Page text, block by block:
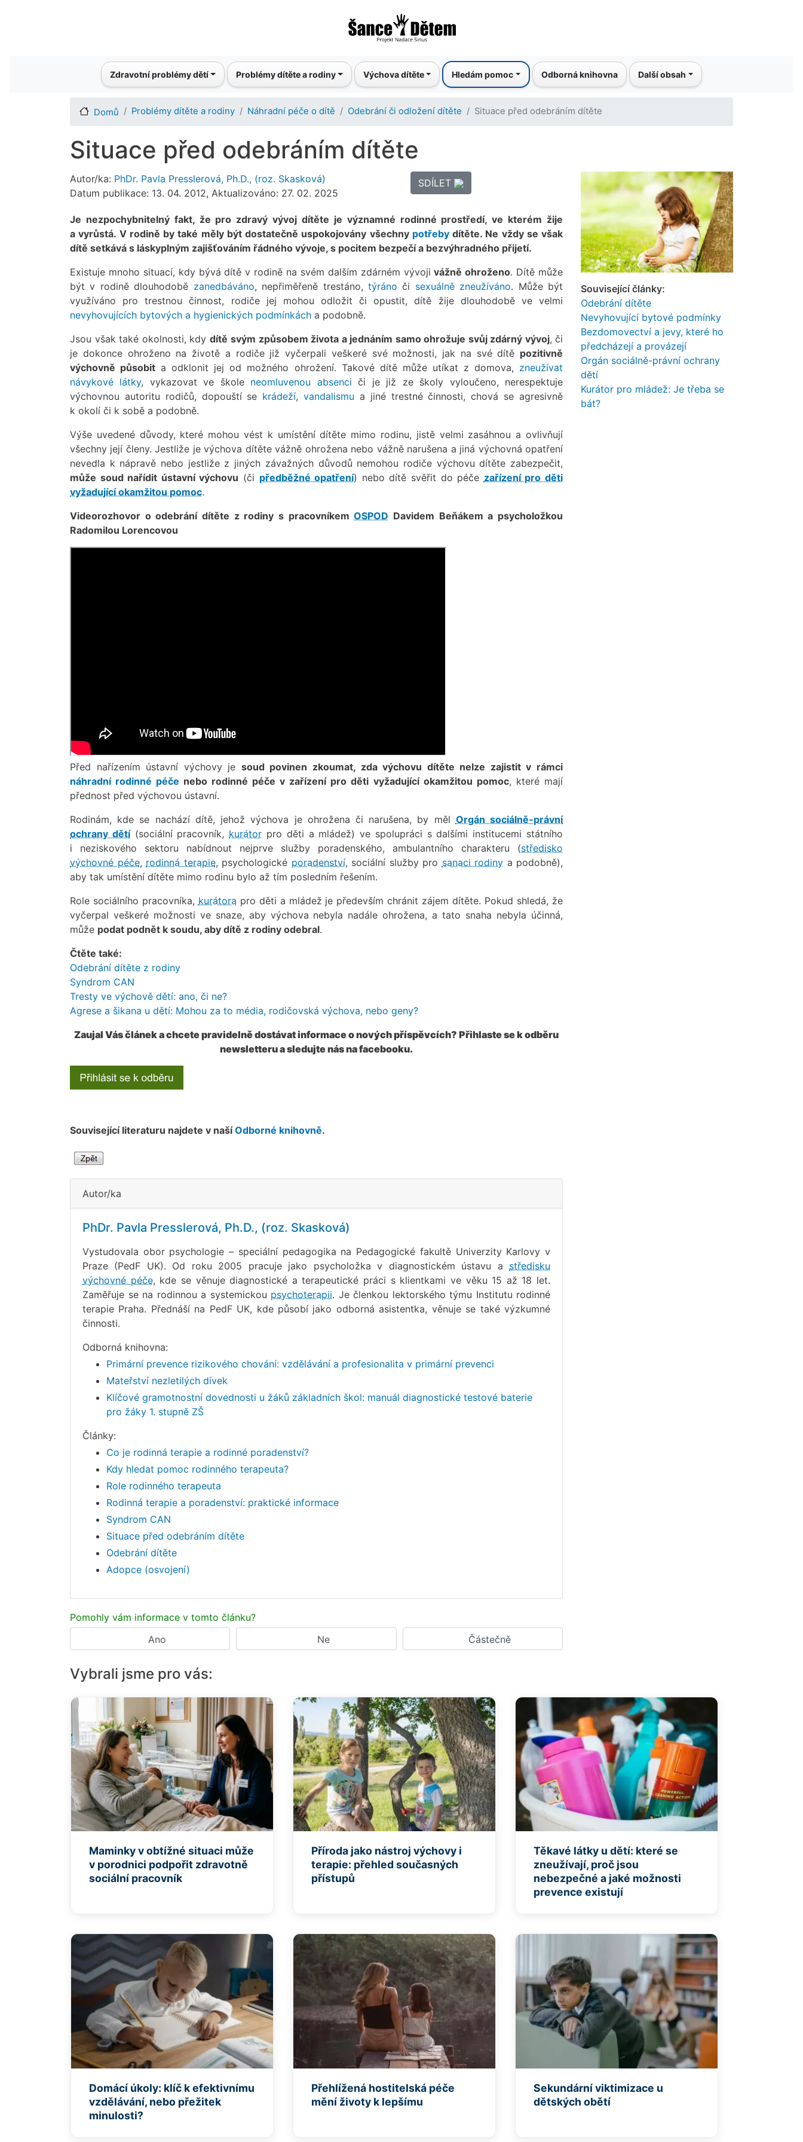
k
hlavnímu
Main navigationZdravotní problémy dětí Problémy dítěte a rodiny Výchova dítěte Hledám pomoc Odborná knihovna Další obsah
Domů Problémy dítěte a rodiny Náhradní péče o dítě Odebrání či odložení dítěte Situace před odebráním dítěte
Situace před odebráním dítěte
Autor/ka: PhDr. Pavla Presslerová, Ph.D., (roz. Skasková)
Datum publikace: 13. 04. 2012, Aktualizováno: 27. 02. 2025
SDÍLET
Je nezpochybnitelný fakt, že pro zdravý vývoj dítěte je významné rodinné prostředí, ve kterém žije
a vyrůstá. V rodině by také měly být dostatečně uspokojovány všechny potřebydítěte. Ne vždy se však
dítě setkává s láskyplným zajišťováním řádného vývoje, s pocitem bezpečí a bezvýhradného přijetí.
Existuje mnoho situací, kdy bývá dítě v rodině na svém dalším zdárném vývojivážně ohroženo. Dítě může
být v rodině dlouhodobě zanedbáváno, nepřiměřeně trestáno, týráno či sexuálně zneužíváno. Může být
využíváno pro trestnou činnost, rodiče jej mohou odložit či opustit, dítě žije dlouhodobě ve velmi
nevyhovujících bytových a hygienických podmínkách a podobně.
Jsou však také okolnosti, kdy dítě svým způsobem života a jednáním samo ohrožuje svůj zdárný vývoj, či
je dokonce ohroženo na životě a rodiče již vyčerpali veškeré své možnosti, jak na své dítě pozitivně
výchovně působit a odklonit jej od možného ohrožení. Takové dítě může utíkat z domova, zneužívat
návykové látky, vykazovat ve škole neomluvenou absenci či je již ze školy vyloučeno, nerespektuje
výchovnou autoritu rodičů, dopouští se krádeží,vandalismu a jiné trestné činnosti, chová se agresivně
k okolí či k sobě a podobně.
Výše uvedené důvody, které mohou vést k umístění dítěte mimo rodinu, jistě velmi zasáhnou a ovlivňují
všechny její členy. Jestliže je výchova dítěte vážně ohrožena nebo vážně narušena a jiná výchovná opatření
nevedla k nápravě nebo jestliže z jiných závažných důvodů nemohou rodiče výchovu dítěte zabezpečit,
může soud nařídit ústavní výchovu (či předběžné opatření) nebo dítě svěřit do péče zařízení pro děti
vyžadující okamžitou pomoc.
Videorozhovor o odebrání dítěte z rodiny s pracovníkemOSPOD Davidem Beňákem a psycholožkou
Radomilou Lorencovou
Před nařízením ústavní výchovy je soud povinen zkoumat, zda výchovu dítěte nelze zajistit v rámci
náhradní rodinné péče nebo rodinné péče v zařízení pro děti vyžadující okamžitou pomoc, které mají
přednost před výchovou ústavní.
Rodinám, kde se nachází dítě, jehož výchova je ohrožena či narušena, by měl Orgán sociálně-právní
ochrany dětí(sociální pracovník, kurátor pro děti a mládež) ve spolupráci s dalšími institucemi státního
i neziskového sektoru nabídnout nejprve služby poradenského, ambulantního charakteru (středisko
výchovné péče, rodinná terapie, psychologické poradenství, sociální služby pro sanaci rodiny a podobně),
aby tak umístění dítěte mimo rodinu bylo až tím posledním řešením.
Role sociálního pracovníka, kurátora pro děti a mládež je především chránit zájem dítěte. Pokud shledá, že
vyčerpal veškeré možnosti ve snaze, aby výchova nebyla nadále ohrožena, a tato snaha nebyla účinná,
může podat podnět k soudu, aby dítě z rodiny odebral.
Čtěte také:
Odebrání dítěte z rodiny
Syndrom CAN
Tresty ve výchově dětí: ano, či ne?
Agrese a šikana u dětí: Mohou za to média, rodičovská výchova, nebo geny?
Zaujal Vás článek a chcete pravidelně dostávat informace o nových příspěvcích? Přihlaste se k odběru
newsletteru a sledujte nás na facebooku.
Související literaturu najdete v našíOdborné knihovně.
Autor/ka
PhDr. Pavla Presslerová, Ph.D., (roz. Skasková)
Vystudovala obor psychologie – speciální pedagogika na Pedagogické fakultě Univerzity Karlovy v
Praze (PedF UK). Od roku 2005 pracuje jako psycholožka v diagnostickém ústavu a středisku
výchovné péče, kde se věnuje diagnostické a terapeutické práci s klientkami ve věku 15 až 18 let.
Zaměřuje se na rodinnou a systemickou psychoterapii. Je členkou lektorského týmu Institutu rodinné
terapie Praha. Přednáší na PedF UK, kde působí jako odborná asistentka, věnuje se také výzkumné
činnosti.
Odborná knihovna:
Primární prevence rizikového chování: vzdělávání a profesionalita v primární prevenci
Mateřství nezletilých dívek
Klíčové gramotnostní dovednosti u žáků základních škol: manuál diagnostické testové baterie
pro žáky 1. stupně ZŠ
Články:
Co je rodinná terapie a rodinné poradenství?
Kdy hledat pomoc rodinného terapeuta?
Role rodinného terapeuta
Rodinná terapie a poradenství: praktické informace
Syndrom CAN
Situace před odebráním dítěte
Odebrání dítěte
Adopce (osvojení)
Pomohly vám informace v tomto článku?
Ano
Ne Částečně
Související články:
Odebrání dítěte
Nevyhovující bytové podmínky
Bezdomovectví a jevy, které ho
předcházejí a provázejí
Orgán sociálně-právní ochrany
dětí
Kurátor pro mládež: Je třeba se
bát?
Vybrali jsme pro vás:
Maminky v obtížné situaci může
v porodnici podpořit zdravotně
sociální pracovník
Příroda jako nástroj výchovy i
terapie: přehled současných
přístupů
Těkavé látky u dětí: které se
zneužívají, proč jsou
nebezpečné a jaké možnosti
prevence existují
Domácí úkoly: klíč k efektivnímu
vzdělávání, nebo přežitek
minulosti?
Přehlížená hostitelská péče
mění životy k lepšímu
Sekundární viktimizace u
dětských obětí